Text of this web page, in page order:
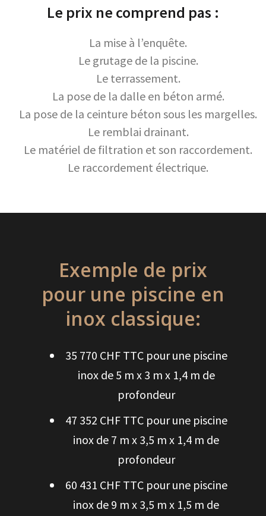
Le prix ne comprend pas :
La mise à l’enquête.
Le grutage de la piscine.
Le terrassement.
La pose de la dalle en béton armé.
La pose de la ceinture béton sous les margelles.
Le remblai drainant.
Le matériel de filtration et son raccordement.
Le raccordement électrique.
Exemple de prix
pour une piscine en
inox classique:
35 770 CHF TTC pour une piscine
inox de 5 m x 3 m x 1,4 m de
profondeur
47 352 CHF TTC pour une piscine
inox de 7 m x 3,5 m x 1,4 m de
profondeur
60 431 CHF TTC pour une piscine
inox de 9 m x 3,5 m x 1,5 m de